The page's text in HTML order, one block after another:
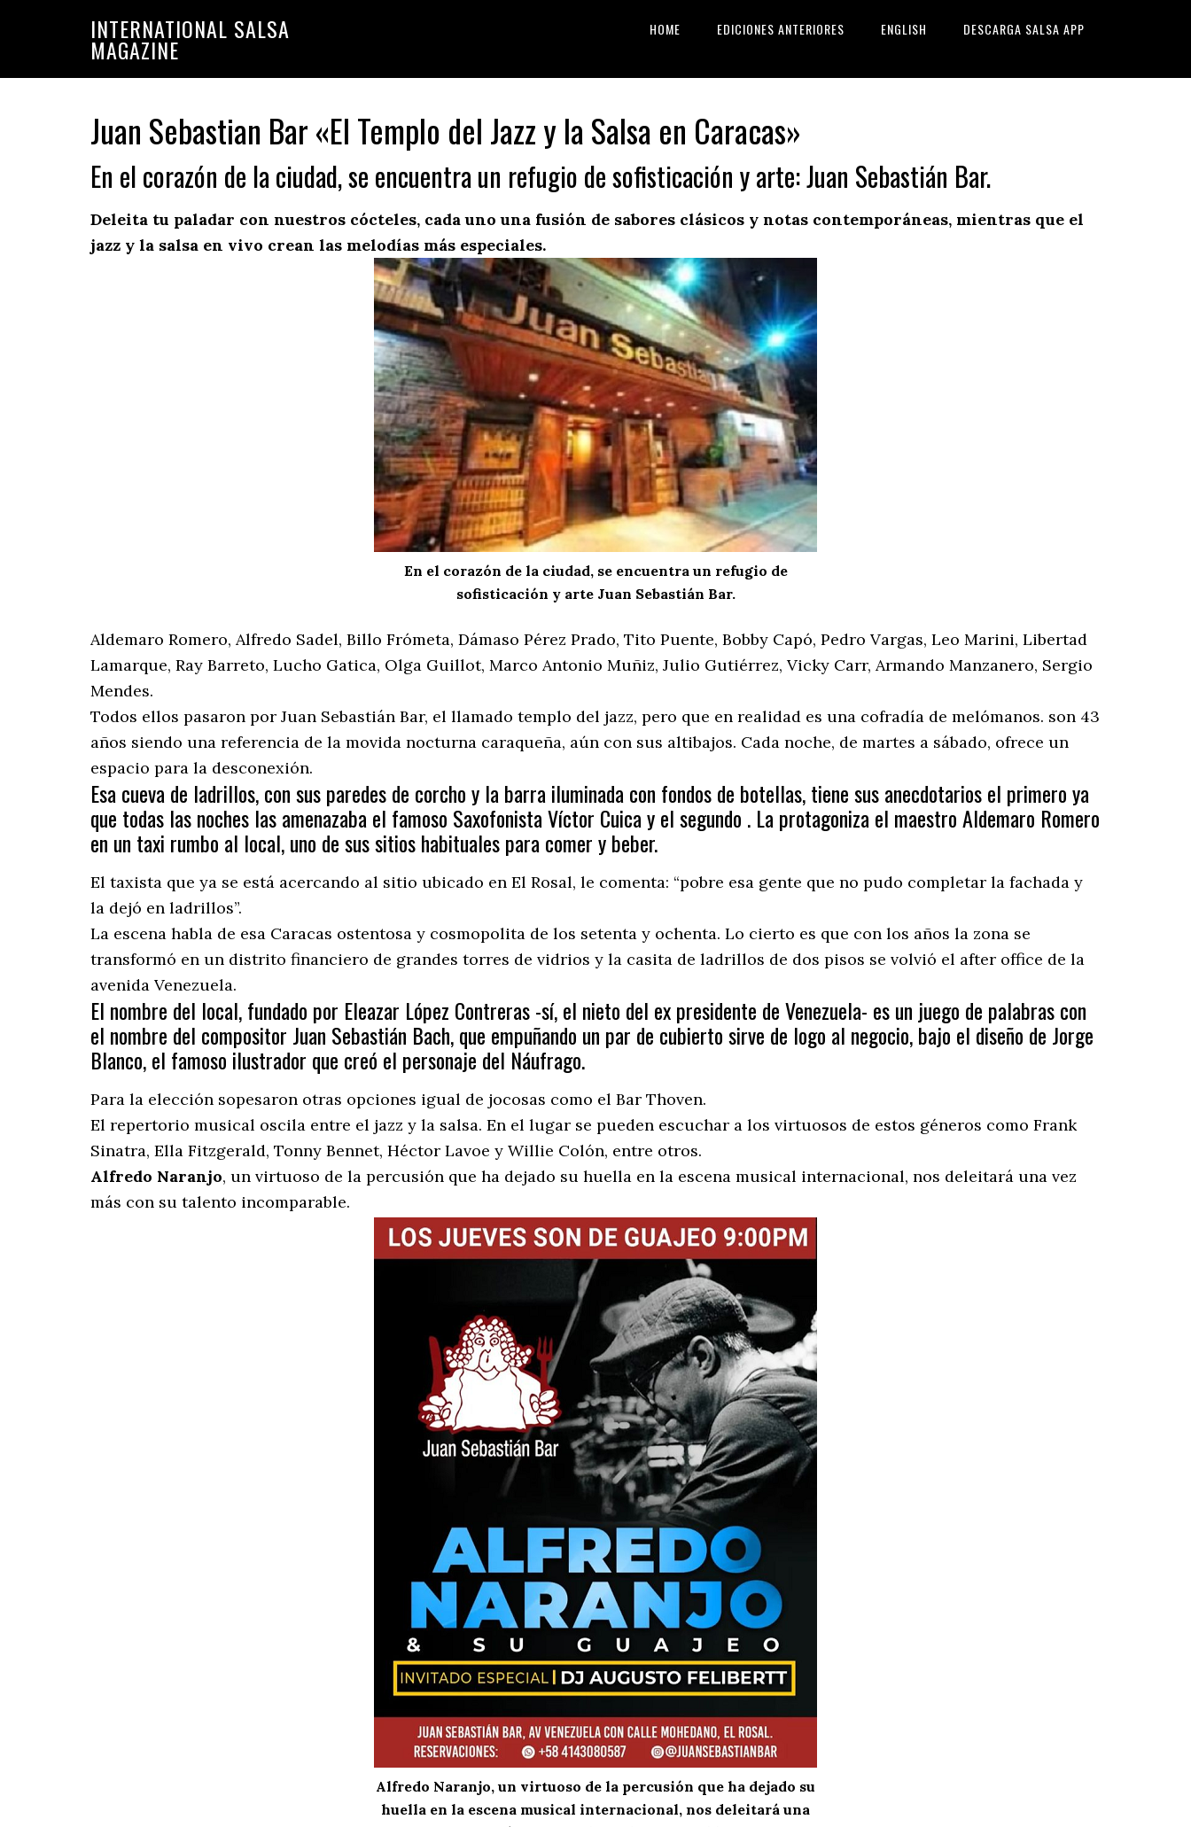
INTERNATIONAL SALSA
MAGAZINE
HOME EDICIONES ANTERIORES ENGLISH DESCARGA SALSA APP
Juan Sebastian Bar «El Templo del Jazz y la Salsa en Caracas»
En el corazón de la ciudad, se encuentra un refugio de sofisticación y arte: Juan Sebastián Bar.
Deleita tu paladar con nuestros cócteles, cada uno una fusión de sabores clásicos y notas contemporáneas, mientras que el
jazz y la salsa en vivo crean las melodías más especiales.
En el corazón de la ciudad, se encuentra un refugio de
sofisticación y arte Juan Sebastián Bar.
Aldemaro Romero, Alfredo Sadel, Billo Frómeta, Dámaso Pérez Prado, Tito Puente, Bobby Capó, Pedro Vargas, Leo Marini, Libertad
Lamarque, Ray Barreto, Lucho Gatica, Olga Guillot, Marco Antonio Muñiz, Julio Gutiérrez, Vicky Carr, Armando Manzanero, Sergio
Mendes.
Todos ellos pasaron por Juan Sebastián Bar, el llamado templo del jazz, pero que en realidad es una cofradía de melómanos. son 43
años siendo una referencia de la movida nocturna caraqueña, aún con sus altibajos. Cada noche, de martes a sábado, ofrece un
espacio para la desconexión.
Esa cueva de ladrillos, con sus paredes de corcho y la barra iluminada con fondos de botellas, tiene sus anecdotarios el primero ya
que todas las noches las amenazaba el famoso Saxofonista Víctor Cuica y el segundo . La protagoniza el maestro Aldemaro Romero
en un taxi rumbo al local, uno de sus sitios habituales para comer y beber.
El taxista que ya se está acercando al sitio ubicado en El Rosal, le comenta: “pobre esa gente que no pudo completar la fachada y
la dejó en ladrillos”.
La escena habla de esa Caracas ostentosa y cosmopolita de los setenta y ochenta. Lo cierto es que con los años la zona se
transformó en un distrito financiero de grandes torres de vidrios y la casita de ladrillos de dos pisos se volvió el after office de la
avenida Venezuela.
El nombre del local, fundado por Eleazar López Contreras -sí, el nieto del ex presidente de Venezuela- es un juego de palabras con
el nombre del compositor Juan Sebastián Bach, que empuñando un par de cubierto sirve de logo al negocio, bajo el diseño de Jorge
Blanco, el famoso ilustrador que creó el personaje del Náufrago.
Para la elección sopesaron otras opciones igual de jocosas como el Bar Thoven.
El repertorio musical oscila entre el jazz y la salsa. En el lugar se pueden escuchar a los virtuosos de estos géneros como Frank
Sinatra, Ella Fitzgerald, Tonny Bennet, Héctor Lavoe y Willie Colón, entre otros.
Alfredo Naranjo, un virtuoso de la percusión que ha dejado su huella en la escena musical internacional, nos deleitará una vez
más con su talento incomparable.
Alfredo Naranjo, un virtuoso de la percusión que ha dejado su
huella en la escena musical internacional, nos deleitará una